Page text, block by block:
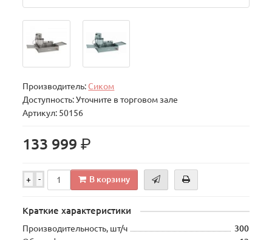
Производитель: Сиком
Доступность: Уточните в торговом зале
Артикул: 50156
133 999р.
+ - В корзину
Краткие характеристики
Производительность, шт/ч
300